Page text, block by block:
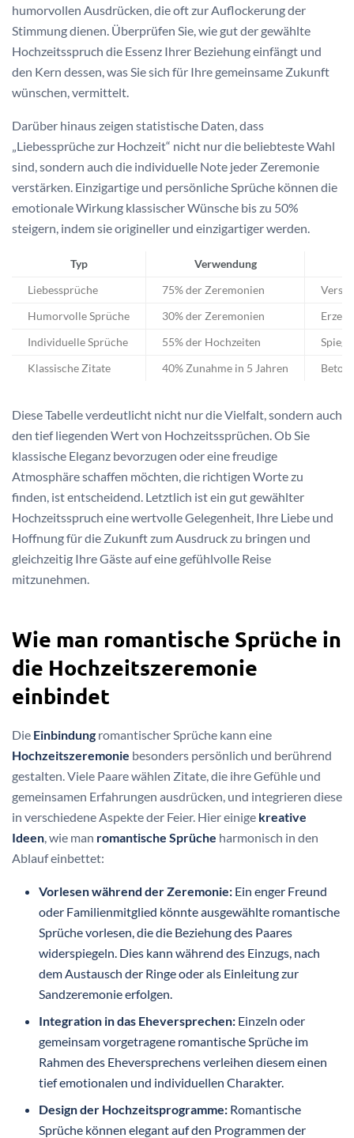
humorvollen Ausdrücken, die oft zur Auflockerung der
Stimmung dienen. Überprüfen Sie, wie gut der gewählte
Hochzeitsspruch die Essenz Ihrer Beziehung einfängt und
den Kern dessen, was Sie sich für Ihre gemeinsame Zukunft
wünschen, vermittelt.
Darüber hinaus zeigen statistische Daten, dass
„Liebessprüche zur Hochzeit“ nicht nur die beliebteste Wahl
sind, sondern auch die individuelle Note jeder Zeremonie
verstärken. Einzigartige und persönliche Sprüche können die
emotionale Wirkung klassischer Wünsche bis zu 50%
steigern, indem sie origineller und einzigartiger werden.
Typ Verwendung
Liebessprüche 75% der Zeremonien
Humorvolle Sprüche 30% der Zeremonien
Individuelle Sprüche 55% der Hochzeiten
Klassische Zitate 40% Zunahme in 5 Jahren
Diese Tabelle verdeutlicht nicht nur die Vielfalt, sondern auch
den tief liegenden Wert von Hochzeitssprüchen. Ob Sie
klassische Eleganz bevorzugen oder eine freudige
Atmosphäre schaffen möchten, die richtigen Worte zu
finden, ist entscheidend. Letztlich ist ein gut gewählter
Hochzeitsspruch eine wertvolle Gelegenheit, Ihre Liebe und
Hoffnung für die Zukunft zum Ausdruck zu bringen und
gleichzeitig Ihre Gäste auf eine gefühlvolle Reise
mitzunehmen.
Wie man romantische Sprüche in
die Hochzeitszeremonie
einbindet
Die Einbindung romantischer Sprüche kann eine
Hochzeitszeremonie besonders persönlich und berührend
gestalten. Viele Paare wählen Zitate, die ihre Gefühle und
gemeinsamen Erfahrungen ausdrücken, und integrieren diese
in verschiedene Aspekte der Feier. Hier einige kreative
Ideen , wie man romantische Sprüche harmonisch in den
Ablauf einbettet:
Vorlesen während der Zeremonie: Ein enger Freund
oder Familienmitglied könnte ausgewählte romantische
Sprüche vorlesen, die die Beziehung des Paares
widerspiegeln. Dies kann während des Einzugs, nach
dem Austausch der Ringe oder als Einleitung zur
Sandzeremonie erfolgen.
Integration in das Eheversprechen: Einzeln oder
gemeinsam vorgetragene romantische Sprüche im
Rahmen des Eheversprechens verleihen diesem einen
tief emotionalen und individuellen Charakter.
Design der Hochzeitsprogramme: Romantische
Sprüche können elegant auf den Programmen der